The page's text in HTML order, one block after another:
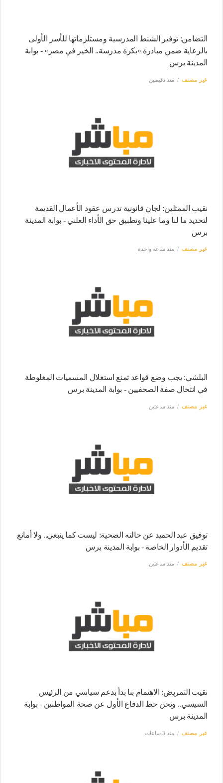
التضامن: توفير الشنط المدرسية ومستلزماتها للأسر الأولى
بالرعاية ضمن مبادرة «بكرة مدرسة.. الخير في مصر» - بوابة
المدينة برس
غير مصنف منذ دقيقتين
نقيب الممثلين: لجان قانونية تدرس عقود الأعمال القديمة
لتحديد ما لنا وما علينا وتطبيق حق الأداء العلني - بوابة المدينة
برس
غير مصنف منذ ساعة واحدة
البلشي: يجب وضع قواعد تمنع استغلال المسميات المغلوطة
في انتحال صفة الصحفيين - بوابة المدينة برس
غير مصنف منذ ساعتين
توفيق عبد الحميد عن حالته الصحية: ليست كما ينبغي.. ولا أمانع
تقديم الأدوار الخاصة - بوابة المدينة برس
غير مصنف منذ ساعتين
نقيب التمريض: الاهتمام بنا بدأ بدعم سياسي من الرئيس
السيسي.. ونحن خط الدفاع الأول عن صحة المواطنين - بوابة
المدينة برس
غير مصنف منذ 3 ساعات